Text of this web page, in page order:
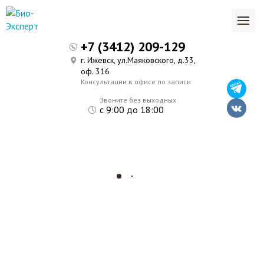
Звоните без выходных
с 9:00 до 18:00
+7 (3412) 209-129
г. Ижевск, ул.Маяковского, д.33,
оф. 316
Консультации в офисе по записи